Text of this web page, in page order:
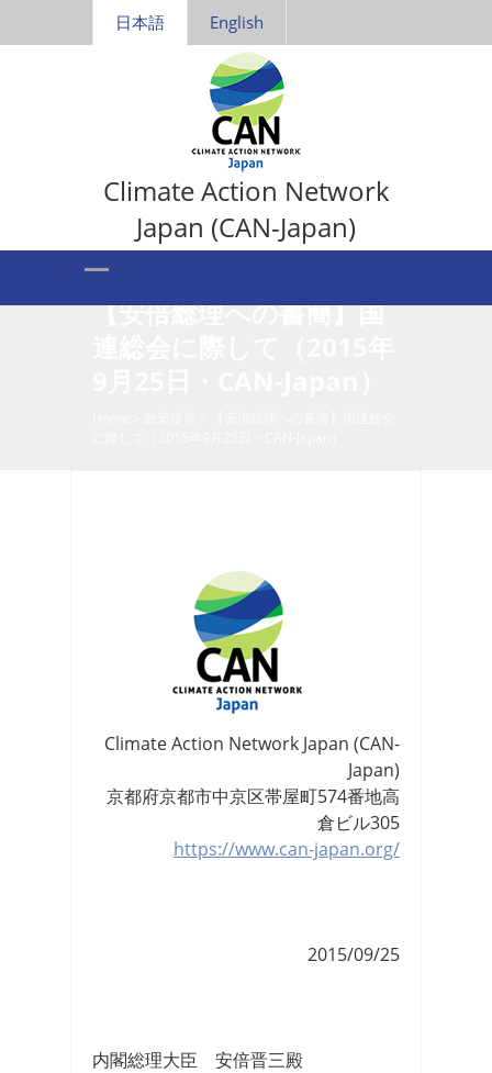
日本語 English
Climate Action Network
Japan (CAN-Japan)
【安倍総理への書簡】国
Climate Action Network Japan (CAN-
Japan)
京都府京都市中京区帯屋町574番地高
倉ビル305
https://www.can-japan.org/
2015/09/25
内閣総理大臣 安倍晋三殿